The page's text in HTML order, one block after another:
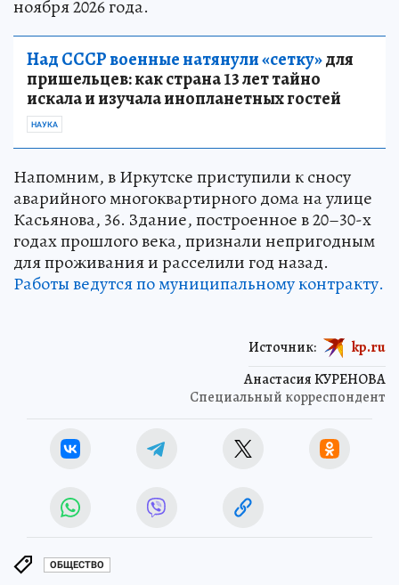
ноября 2026 года.
Над СССР военные натянули «сетку»для
пришельцев: как страна 13 лет тайно
искала и изучала инопланетных гостей
НАУКА
Напомним, в Иркутске приступили к сносу
аварийного многоквартирного дома на улице
Касьянова, 36. Здание, построенное в 20–30-х
годах прошлого века, признали непригодным
для проживания и расселили год назад.
Работы ведутся по муниципальному контракту.
Анастасия КУРЕНОВА
Специальный корреспондент
Источник: kp.ru
ОБЩЕСТВО